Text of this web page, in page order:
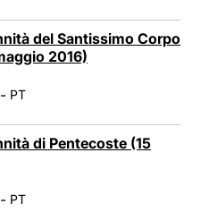
del Santissimo Corpo
2016)
- PT
di Pentecoste (15
- PT